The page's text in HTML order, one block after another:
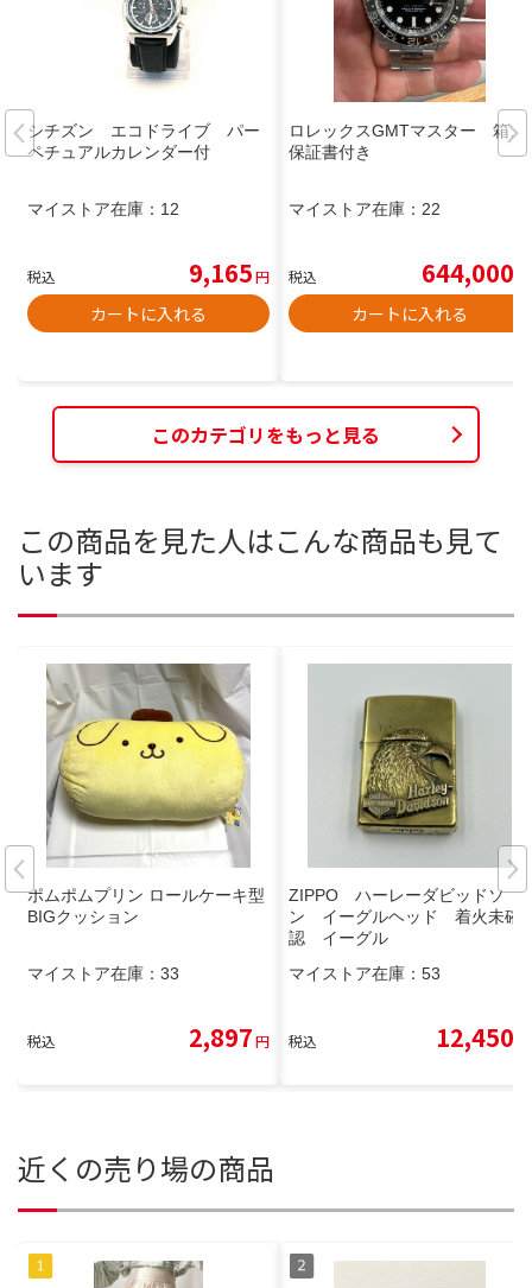
シチズン エコドライブ パー
ペチュアルカレンダー付
マイストア在庫： 12
税込 9,165円
カートに入れる
ロレックスGMTマスター 箱、
保証書付き
マイストア在庫： 22
税込 644,000
カートに入れる
このカテゴリをもっと見る
この商品を見た人はこんな商品も見て
います
ポムポムプリン ロールケーキ型
BIGクッション
マイストア在庫： 33
税込 2,897円
ZIPPO ハーレーダビッドソ
ン イーグルヘッド 着火未確
認 イーグル
マイストア在庫： 53
税込 12,450
近くの売り場の商品